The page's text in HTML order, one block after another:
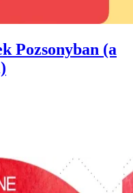
Pozsonyban (a